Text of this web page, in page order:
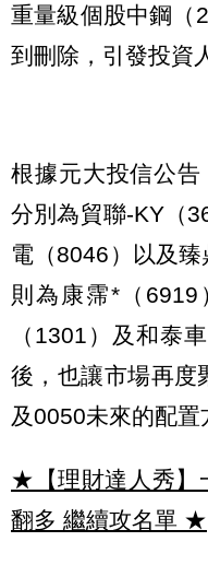
重量級個股中鋼（
到刪除，引發投資
根據元大投信公
分別為貿聯-KY（
電（8046）以及
則為康霈*（
（1301）及和泰
後，也讓市場再度
及0050未來的配置
★【理財達人秀】
翻多 繼續攻名單 ★